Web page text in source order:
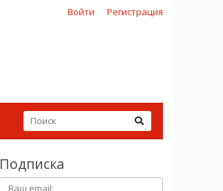
Войти Регистрация
Подписка